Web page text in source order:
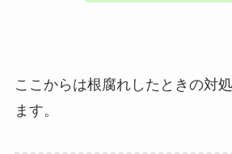
ここからは根腐れしたときの対
ます。